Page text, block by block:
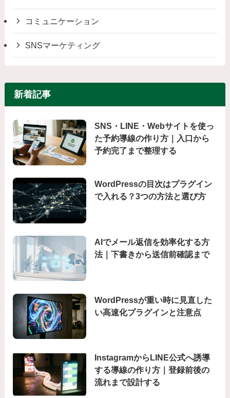
コミュニケーション
SNSマーケティング
新着記事
SNS・LINE・Webサイトを使っ
た予約導線の作り方｜入口から
予約完了まで整理する
WordPressの目次はプラグイン
で入れる？3つの方法と選び方
AIでメール返信を効率化する方
法｜下書きから送信前確認まで
WordPressが重い時に見直した
い高速化プラグインと注意点
InstagramからLINE公式へ誘導
する導線の作り方｜登録前後の
流れまで設計する